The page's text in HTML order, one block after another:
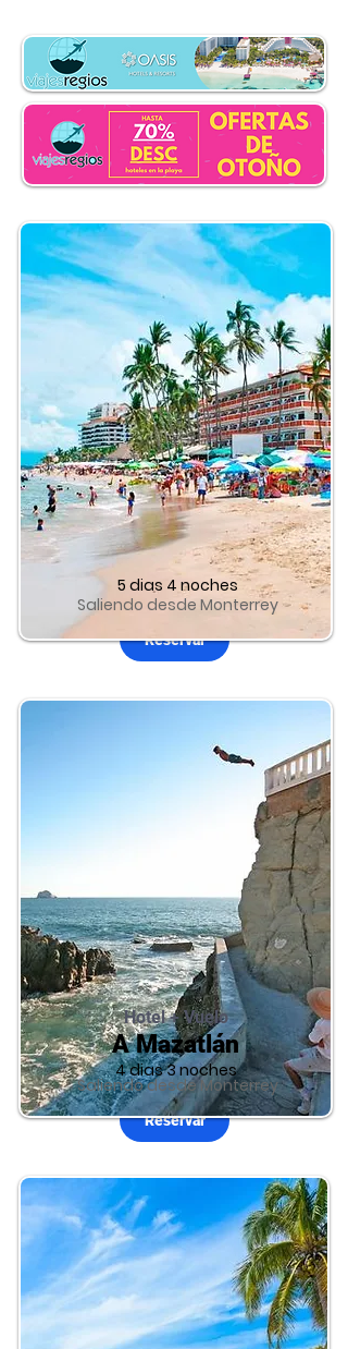
Hotel + Vuelo
A Puerto Vallarta
Reservar
Saliendo desde Monterrey
5 dias 4 noches
Reservar
Hotel + Vuelo
A Mazatlán
Saliendo desde Monterrey
4 dias 3 noches